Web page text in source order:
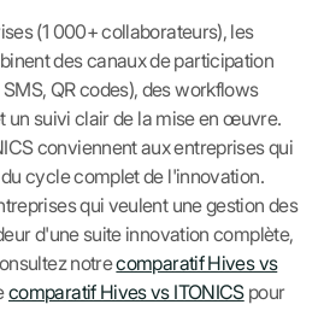
(1 000+ collaborateurs), les
des canaux de participation
QR codes), des workflows
un suivi clair de la mise en œuvre.
conviennent aux entreprises qui
cycle complet de l'innovation.
qui veulent une gestion des
d'une suite innovation complète,
notrecomparatif Hives vs
comparatif Hives vs ITONICSpour